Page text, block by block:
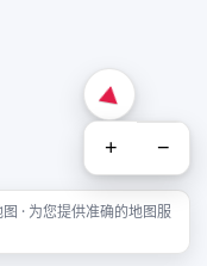
+ −
· 为您提供准确的地图服